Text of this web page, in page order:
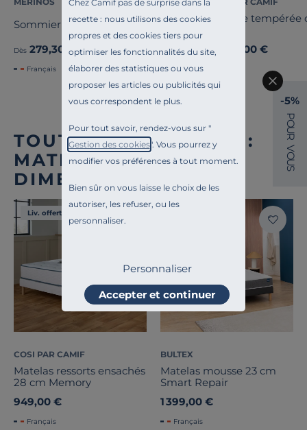
Chez Camif pas de surprise dans la
recette : nous utilisons des cookies
propres et des cookies tiers pour
optimiser les fonctionnalités du site,
élaborer des statistiques ou vous
proposer les articles ou publicités qui
vous correspondent le plus.
Pour tout savoir, rendez-vous sur "
Gestion des cookies". Vous pourrez y
modifier vos préférences à tout moment.
Bien sûr on vous laisse le choix de les
autoriser, les refuser, ou les
personnaliser.
Personnaliser
Accepter et continuer
Sommier tapissier 14 cm Twist
Dès 279,30 €Ancien prix
399,00 € -30%
Français
Couette tempérée
Dès 199,00 €
TOUTE NOTRE OFFRE :
MATELAS TOUTES
DIMENSIONS
Liv. offerte
COSI PAR CAMIF
Matelas ressorts ensachés
28 cm Memory
949,00 €
Français
BULTEX
Matelas mousse 23 cm
Smart Repair
1 399,00 €
Français
-5%
P
O
U
R
V
O
U
S